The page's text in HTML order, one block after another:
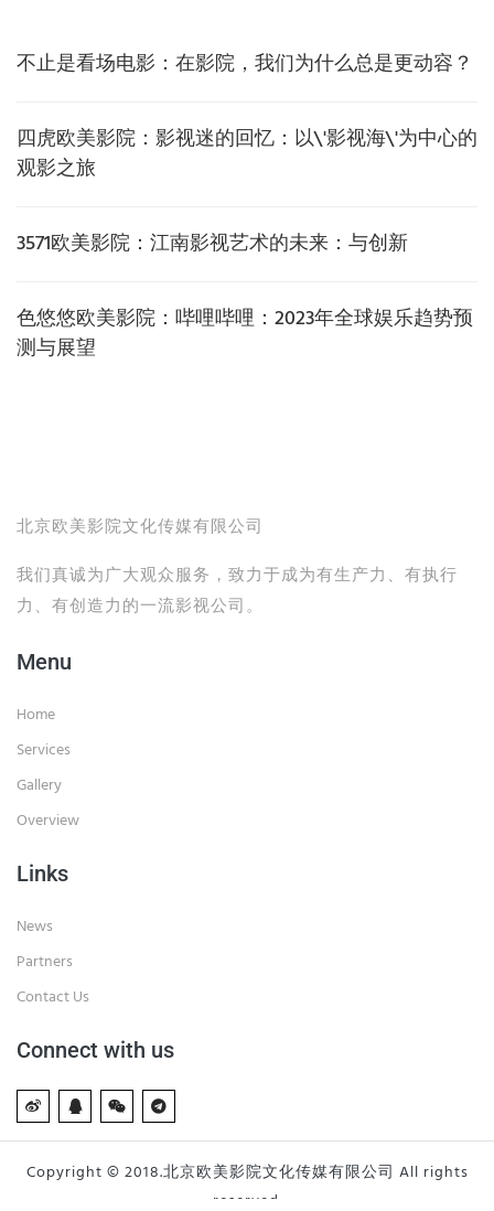
不止是看场电影：在影院，我们为什么总是更动容？
四虎欧美影院：影视迷的回忆：以\'影视海\'为中心的
观影之旅
3571欧美影院：江南影视艺术的未来：与创新
色悠悠欧美影院：哔哩哔哩：2023年全球娱乐趋势预
测与展望
北京欧美影院文化传媒有限公司
我们真诚为广大观众服务，致力于成为有生产力、有执行
力、有创造力的一流影视公司。
Menu
Home
Services
Gallery
Overview
Links
News
Partners
Contact Us
Connect with us
Copyright © 2018.北京欧美影院文化传媒有限公司 All rights
reserved.